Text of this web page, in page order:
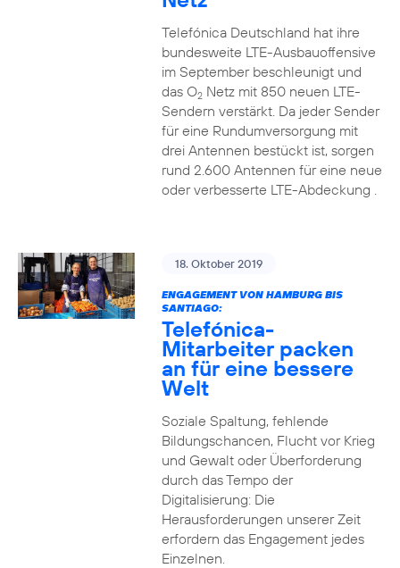
Telefónica Deutschland hat ihre
bundesweite LTE-Ausbauoffensive
im September beschleunigt und
das O2Netz mit 850 neuen LTE-
Sendern verstärkt. Da jeder Sender
für eine Rundumversorgung mit
drei Antennen bestückt ist, sorgen
rund 2.600 Antennen für eine neue
oder verbesserte LTE-Abdeckung .
18. Oktober 2019
ENGAGEMENT VON HAMBURG BIS
SANTIAGO:
Telefónica-
Mitarbeiter packen
an für eine bessere
Welt
Soziale Spaltung, fehlende
Bildungschancen, Flucht vor Krieg
und Gewalt oder Überforderung
durch das Tempo der
Digitalisierung: Die
Herausforderungen unserer Zeit
erfordern das Engagement jedes
Einzelnen.